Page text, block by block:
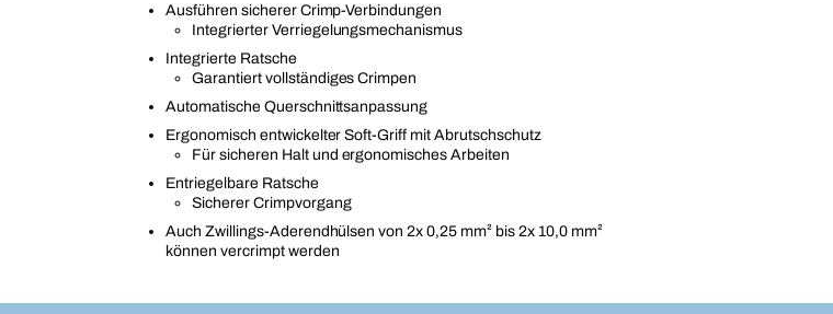
Ausführen sicherer Crimp-Verbindungen
Integrierter Verriegelungsmechanismus
Integrierte Ratsche
Garantiert vollständiges Crimpen
Automatische Querschnittsanpassung
Ergonomisch entwickelter Soft-Griff mit Abrutschschutz
Für sicheren Halt und ergonomisches Arbeiten
Entriegelbare Ratsche
Sicherer Crimpvorgang
Auch Zwillings-Aderendhülsen von 2x 0,25 mm² bis 2x 10,0 mm²
können vercrimpt werden